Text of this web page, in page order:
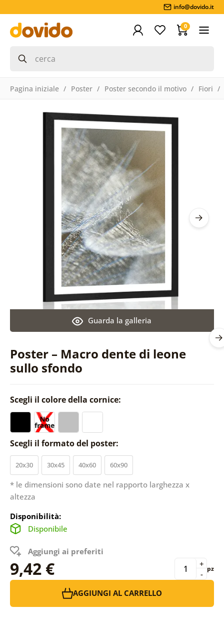
info@dovido.it
0
Pagina iniziale Poster Poster secondo il motivo Fiori
Poster – Macro dente di leone
sullo sfondo
Guarda la galleria
Scegli il colore della cornice:
Scegli il formato del poster:
20x30 30x45 40x60 60x90
* le dimensioni sono date nel rapporto larghezza x
altezza
Disponibilità:
Disponibile
Aggiungi ai preferiti
9,42 € -
+ pz
AGGIUNGI AL CARRELLO